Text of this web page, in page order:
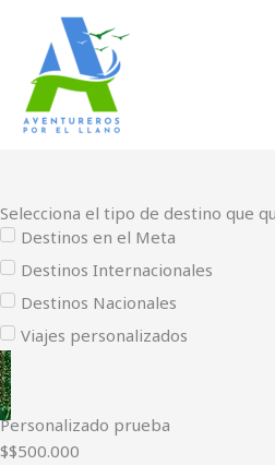
contenido
Selecciona el tipo de destino que
Destinos en el Meta
Destinos Internacionales
Destinos Nacionales
Viajes personalizados
Personalizado prueba
$$500.000